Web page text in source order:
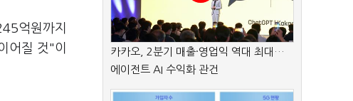
억원까지
어질 것"이
카카오, 2분기 매출·영업익 역대 최대…
에이전트 AI 수익화 관건